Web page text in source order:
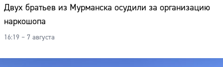
Двух братьев из Мурманска осудили за организацию
наркошопа
16:19 – 7 августа